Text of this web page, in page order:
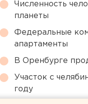
Численность
планеты
Федеральные
апартаменты
В Оренбурге
Участок с
году